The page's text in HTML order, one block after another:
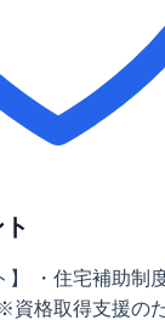
】 ・住宅補助制
資格取得支援の